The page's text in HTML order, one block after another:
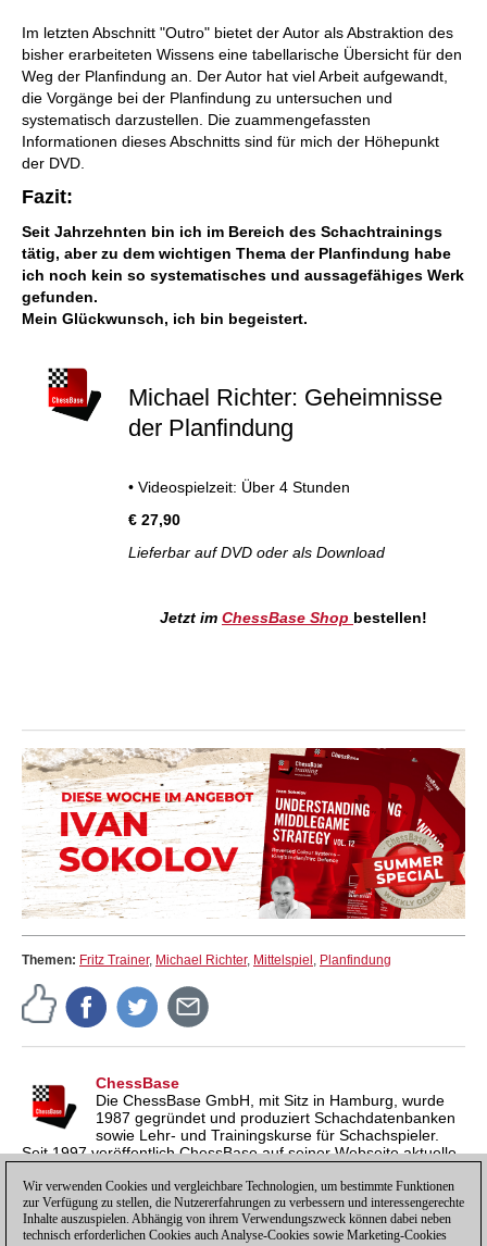
Im letzten Abschnitt "Outro" bietet der Autor als Abstraktion des
bisher erarbeiteten Wissens eine tabellarische Übersicht für den
Weg der Planfindung an. Der Autor hat viel Arbeit aufgewandt,
die Vorgänge bei der Planfindung zu untersuchen und
systematisch darzustellen. Die zuammengefassten
Informationen dieses Abschnitts sind für mich der Höhepunkt
der DVD.
Fazit:
Seit Jahrzehnten bin ich im Bereich des Schachtrainings
tätig, aber zu dem wichtigen Thema der Planfindung habe
ich noch kein so systematisches und aussagefähiges Werk
gefunden.
Mein Glückwunsch, ich bin begeistert.
Michael Richter: Geheimnisse
der Planfindung
• Videospielzeit: Über 4 Stunden
€ 27,90
Lieferbar auf DVD oder als Download
Jetzt im ChessBase Shop bestellen!
Themen: Fritz Trainer, Michael Richter, Mittelspiel , Planfindung
ChessBase
Die ChessBase GmbH, mit Sitz in Hamburg, wurde
1987 gegründet und produziert Schachdatenbanken
sowie Lehr- und Trainingskurse für Schachspieler.
Seit 1997 veröffentlich ChessBase auf seiner Webseite aktuelle
inzwischen in vier Sprachen und gilt weltweit als wichtigste
Schachnachrichtenseite.
Wir verwenden Cookies und vergleichbare Technologien, um bestimmte Funktionen
zur Verfügung zu stellen, die Nutzererfahrungen zu verbessern und interessengerechte
Inhalte auszuspielen. Abhängig von ihrem Verwendungszweck können dabei neben
technisch erforderlichen Cookies auch Analyse-Cookies sowie Marketing-Cookies